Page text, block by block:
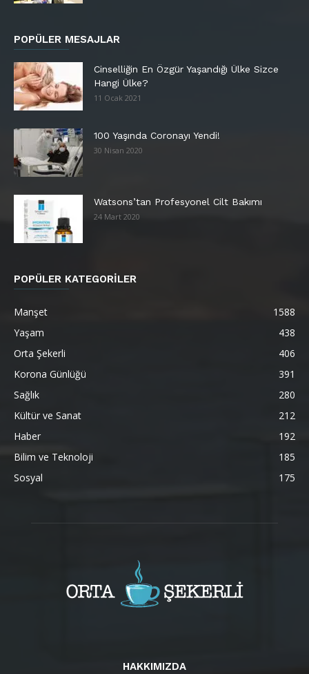
POPÜLER MESAJLAR
Cinselliğin En Özgür Yaşandığı Ülke Sizce
Hangi Ülke?
11 Ocak 2021
100 Yaşında Coronayı Yendi!
30 Nisan 2020
Watsons’tan Profesyonel Cilt Bakımı
24 Mart 2020
POPÜLER KATEGORİLER
Manşet
1588
Yaşam
438
Orta Şekerli
406
Korona Günlüğü
391
Sağlık
280
Kültür ve Sanat
212
Haber
192
Bilim ve Teknoloji
185
Sosyal
175
HAKKIMIZDA